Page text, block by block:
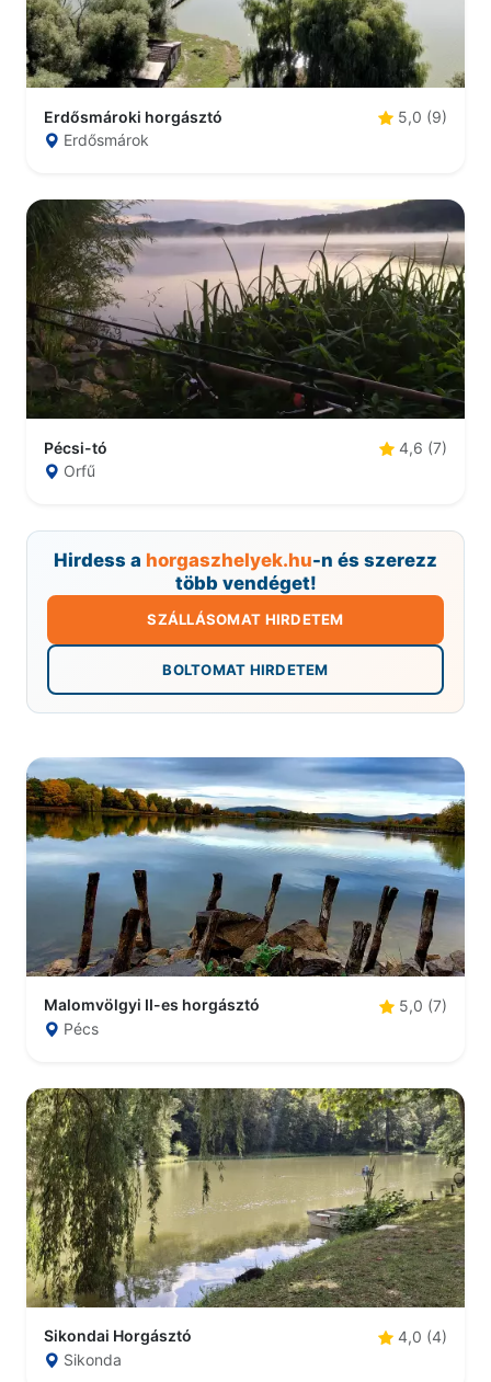
Erdősmároki horgásztó
5,0 (9)
Erdősmárok
Pécsi-tó
4,6 (7)
Orfű
Hirdess a horgaszhelyek.hu-n és szerezz
több vendéget!
SZÁLLÁSOMAT HIRDETEM
BOLTOMAT HIRDETEM
Malomvölgyi II-es horgásztó
5,0 (7)
Pécs
Sikondai Horgásztó
4,0 (4)
Sikonda